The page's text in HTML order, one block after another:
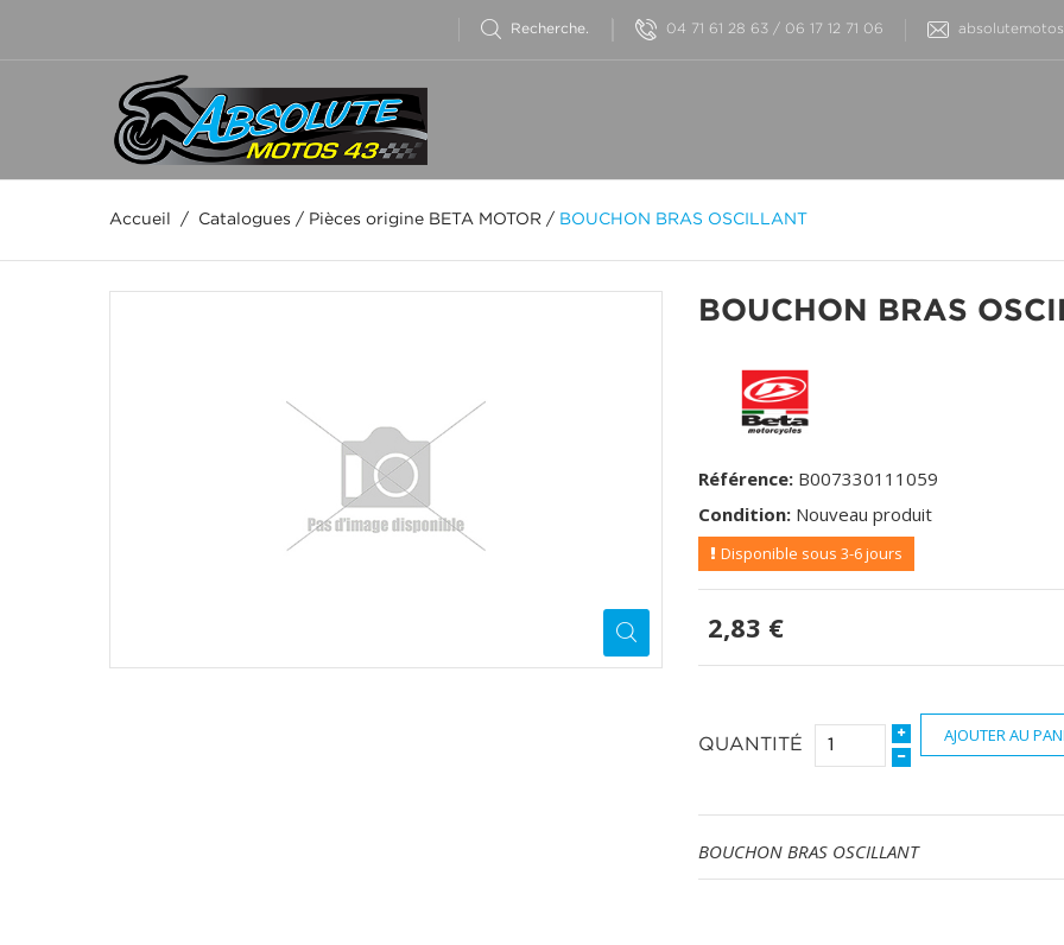
04 71 61 28 63 / 06 17 12 71 06
Accueil / Catalogues / Pièces origine BETA MOTOR / BOUCHON BRAS OSCILLANT
BOUCHON BRAS
Référence: B007330111059
Condition: Nouveau produit
Disponible sous 3-6 jours
2,83 €
QUANTITÉ
AJOUTER AU
BOUCHON BRAS OSCILLANT